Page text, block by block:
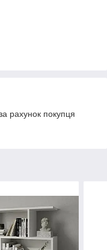
рахунок покупця